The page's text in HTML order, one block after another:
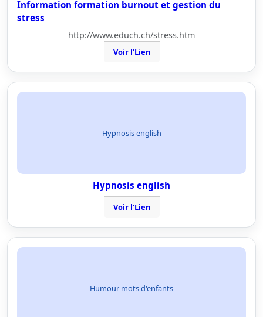
Information formation burnout et gestion du
stress
http://www.educh.ch/stress.htm
Voir l'Lien
Hypnosis english
Hypnosis english
Voir l'Lien
Humour mots d'enfants